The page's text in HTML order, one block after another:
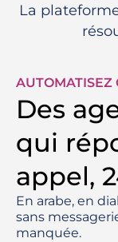
La
AUTOMATISEZ
Des
qui
appel,
En arabe, en
sans
manquée.